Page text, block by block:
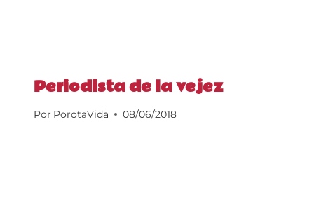
Periodista de la vejez
Por PorotaVida 08/06/2018